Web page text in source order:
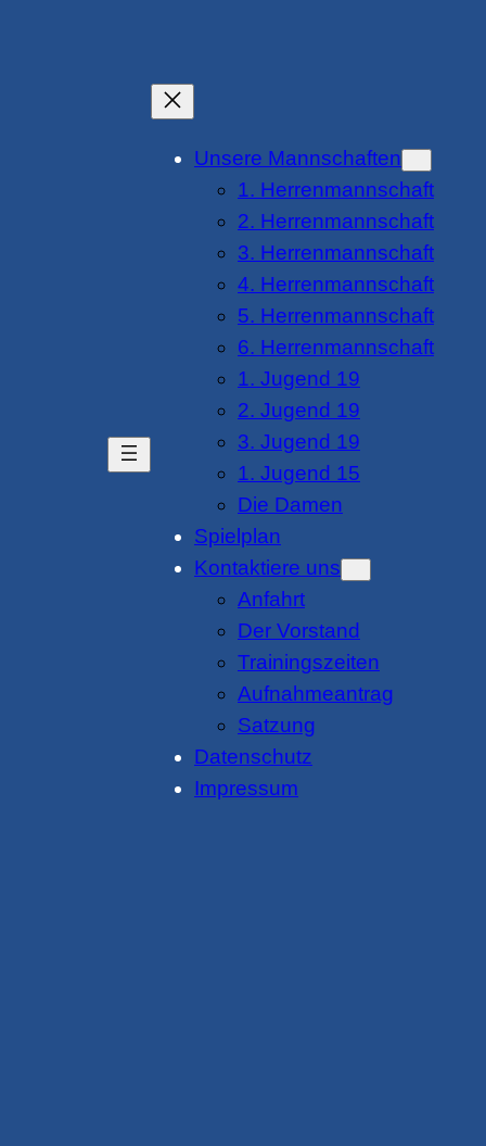
Unsere Mannschaften
1. Herrenmannschaft
2. Herrenmannschaft
3. Herrenmannschaft
4. Herrenmannschaft
5. Herrenmannschaft
6. Herrenmannschaft
1. Jugend 19
2. Jugend 19
3. Jugend 19
1. Jugend 15
Die Damen
Spielplan
Kontaktiere uns
Anfahrt
Der Vorstand
Trainingszeiten
Aufnahmeantrag
Satzung
Datenschutz
Impressum